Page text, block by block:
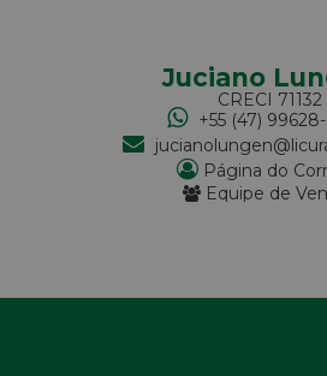
Juciano
CRECI 71132
+55 (47)
Página do
Equipe de